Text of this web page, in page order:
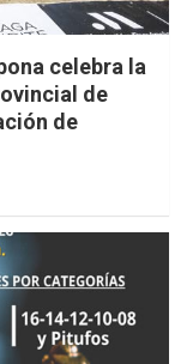
celebra la
de
de